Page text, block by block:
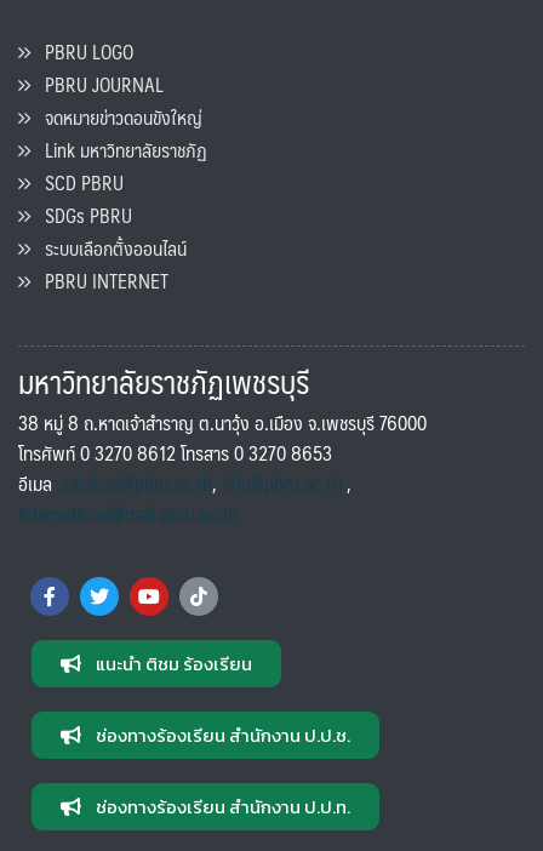
PBRU LOGO
PBRU JOURNAL
จดหมายข่าวดอนขังใหญ่
Link มหาวิทยาลัยราชภัฏ
SCD PBRU
SDGs PBRU
ระบบเลือกตั้งออนไลน์
PBRU INTERNET
มหาวิทยาลัยราชภัฏเพชรบุรี
38 หมู่ 8 ถ.หาดเจ้าสำราญ ต.นาวุ้ง อ.เมือง จ.เพชรบุรี 76000
โทรศัพท์ 0 3270 8612 โทรสาร 0 3270 8653
อีเมล saraban@pbru.ac.th, info@pbru.ac.th,
international@mail.pbru.ac.th
แนะนำ ติชม ร้องเรียน
ช่องทางร้องเรียน สำนักงาน ป.ป.ช.
ช่องทางร้องเรียน สำนักงาน ป.ป.ท.